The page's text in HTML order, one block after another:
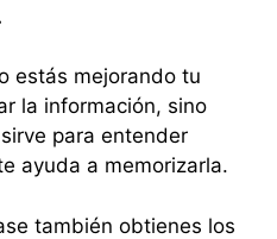
estás mejorando tu
la información, sino
para entender
ayuda a memorizarla.
también obtienes los